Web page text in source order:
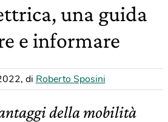
una guida
e informare
, di Roberto Sposini
della mobilità